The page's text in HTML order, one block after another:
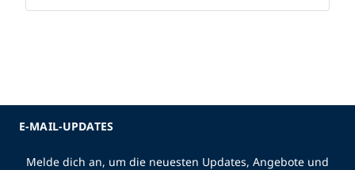
E-MAIL-UPDATES
Melde dich an, um die neuesten Updates, Angebote und